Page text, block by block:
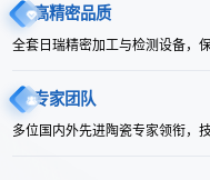
高精密品质
全套日瑞精密加工与检测设备，
专家团队
多位国内外先进陶瓷专家领衔，